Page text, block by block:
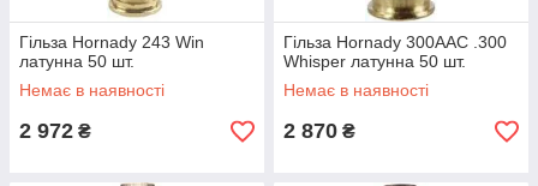
Гільза Hornady 243 Win
латунна 50 шт.
Немає в наявності
2 972 ₴
Гільза Hornady 300ААС .300
Whisper латунна 50 шт.
Немає в наявності
2 870 ₴